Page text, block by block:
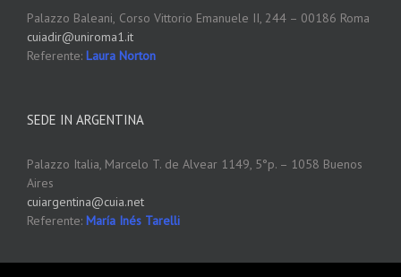
Palazzo Baleani, Corso Vittorio Emanuele II, 244 – 00186 Roma
cuiadir@uniroma1.it
Referente: Laura Norton
SEDE IN ARGENTINA
Palazzo Italia, Marcelo T. de Alvear 1149, 5°p. – 1058 Buenos
Aires
cuiargentina@cuia.net
Referente: María Inés Tarelli